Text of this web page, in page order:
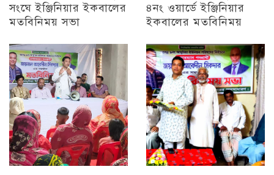
সংঘে ইঞ্জিনিয়ার ইকবালের
মতবিনিময় সভা
৪নং ওয়ার্ডে ইঞ্জিনিয়ার
ইকবালের মতবিনিময়